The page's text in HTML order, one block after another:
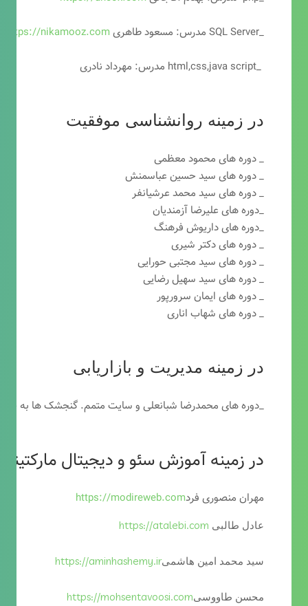
_SQL Server مدرس: مسعود طاهری
https://nikamooz.com
_html,css,java script مدرس: مهرداد نادری
در زمینه روانشناسی موفقیت
_ دوره های محمود معظمی
_ دوره های سید حسین عباسمنش
_ دوره های سید محمد عرشیانفر
_دوره های علیرضا آزمندیان
_دوره های داریوش فرهنگ
_ دوره های دکتر شیری
_ دوره های سید مجتبی حورایی
_ دوره های سید سهیل رضایی
_ دوره های ایمان سرورپور
_ دوره های شهاب اناری
در زمینه مدیریت و بازاریابی
_دوره های محمدرضا شبانعلی و سایت متمم. گنجشک ها به
در زمینه آموزش سئو و دیجیتال
مهران منصوری فردhttps://modireweb.com
عادل طالبی https://atalebi.com
سید محمد امین هاشمیhttps://aminhashemy.ir
محسن طاووسیhttps://mohsentavoosi.com